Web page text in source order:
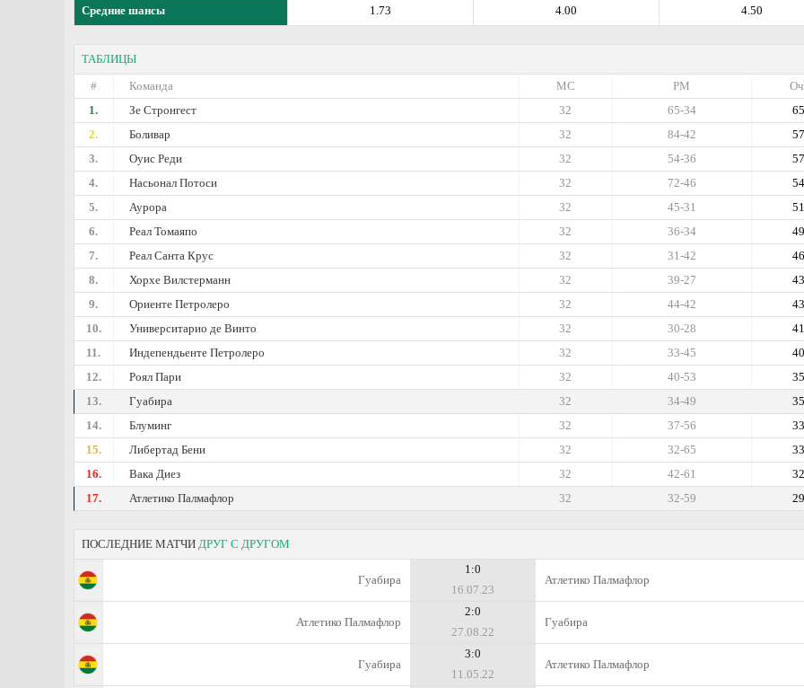
Средние шансы 4.50
4.00
1.73
ТАБЛИЦЫ
#
Команда РМ
МС
1.
Зе Стронгест 65
65-34
32
2.
Боливар 57
84-42
32
3.
Оуис Реди 57
54-36
32
4.
Насьонал Потоси 54
72-46
32
5.
Аурора 51
45-31
32
6.
Реал Томаяпо 49
36-34
32
7.
Реал Санта Крус 46
31-42
32
8.
Хорхе Вилстерманн 43
39-27
32
9.
Ориенте Петролеро 43
44-42
32
10.
Университарио де Винто 41
30-28
32
11.
Индепендьенте Петролеро 40
33-45
32
12.
Роял Пари 35
40-53
32
13.
Гуабира 35
34-49
32
14.
Блуминг 33
37-56
32
15.
Либертад Бени 33
32-65
32
16.
Вака Диез 32
42-61
32
17.
Атлетико Палмафлор 29
32-59
32
ПОСЛЕДНИЕ МАТЧИ ДРУГ С ДРУГОМ
Гуабира
1:0
16.07.23
Атлетико Палмафлор
Атлетико Палмафлор
2:0
27.08.22
Гуабира
Гуабира
3:0
11.05.22
Атлетико Палмафлор